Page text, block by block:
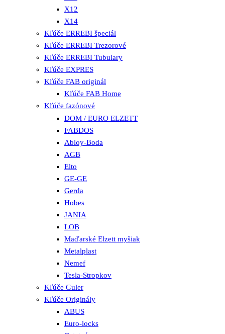
X12
X14
Kľúče ERREBI špeciál
Kľúče ERREBI Trezorové
Kľúče ERREBI Tubulary
Kľúče EXPRES
Kľúče FAB originál
Kľúče FAB Home
Kľúče fazónové
DOM / EURO ELZETT
FABDOS
Abloy-Boda
AGB
Elto
GE-GE
Gerda
Hobes
JANIA
LOB
Maďarské Elzett myšiak
Metalplast
Nemef
Tesla-Stropkov
Kľúče Guler
Kľúče Originály
ABUS
Euro-locks